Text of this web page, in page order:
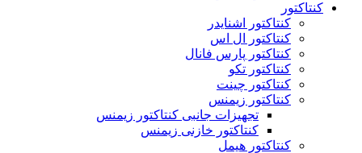
کنتاکتور
کنتاکتور اشنایدر
کنتاکتور ال اس
کنتاکتور پارس فانال
کنتاکتور تکو
کنتاکتور چینت
کنتاکتور زیمنس
تجهیزات جانبی کنتاکتور زیمنس
کنتاکتور خازنی زیمنس
کنتاکتور هیمل